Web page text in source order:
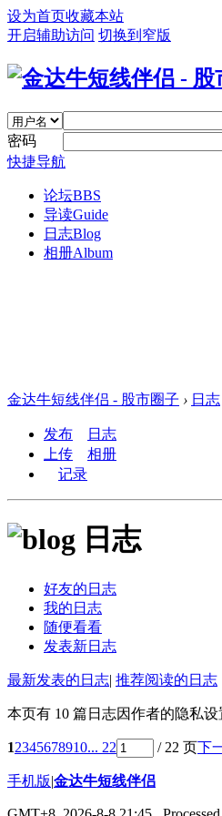
设为首页收藏本站
开启辅助访问 切换到窄版
密码
快捷导航
论坛BBS
导读Guide
日志Blog
相册Album
金达牛短线伴侣 - 股市圈子 › 日志
发布
日志
上传
相册
记录
日志
好友的日志
我的日志
随便看看
发表新日志
最新发表的日志| 推荐阅读的日志
本页有 10 篇日志因作者的隐私
12345678910... 22 / 22 页下
手机版|金达牛短线伴侣